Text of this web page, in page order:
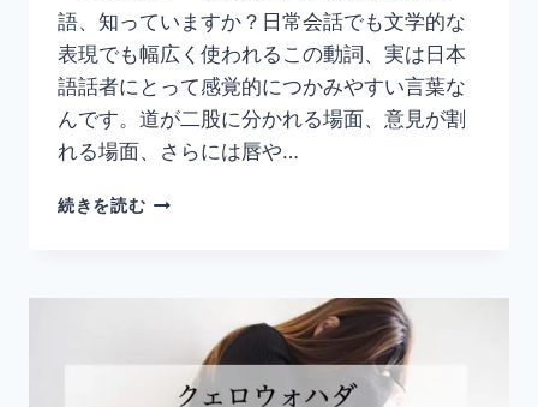
ま
と
語、知っていますか？日常会話でも文学的な
表現でも幅広く使われるこの動詞、実は日本
語話者にとって感覚的につかみやすい言葉な
んです。道が二股に分かれる場面、意見が割
れる場面、さらには唇や…
続きを読む韓